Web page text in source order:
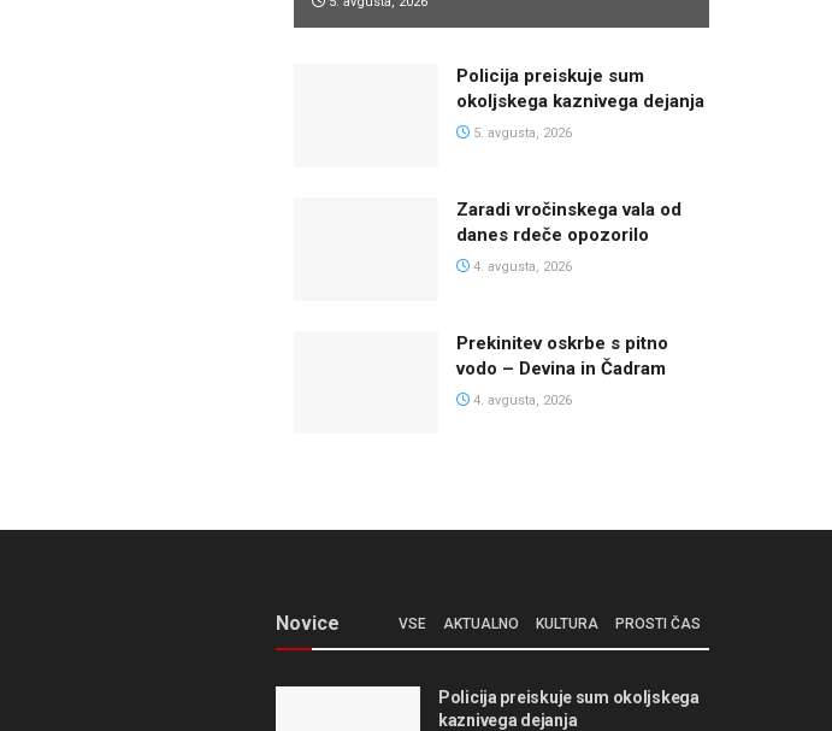
Policija preiskuje sum
okoljskega kaznivega dejanja
5. avgusta, 2026
Zaradi vročinskega vala od
danes rdeče opozorilo
4. avgusta, 2026
Prekinitev oskrbe s pitno
vodo – Devina in Čadram
4. avgusta, 2026
Novice VSE AKTUALNO KULTURA PROSTI ČAS
Policija preiskuje sum okoljskega
kaznivega dejanja